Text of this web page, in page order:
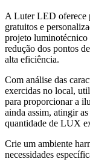
A Luter LED oferece
gratuitos e
projeto luminotécnico
redução dos pontos
alta eficiência.
Com análise das
exercidas no local,
para proporcionar a
ainda assim, atingir
quantidade de LUX
Crie um ambiente
necessidades